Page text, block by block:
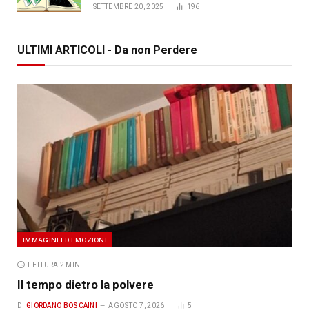
SETTEMBRE 20, 2025 196
ULTIMI ARTICOLI - Da non Perdere
IMMAGINI ED EMOZIONI
LETTURA 2 MIN.
Il tempo dietro la polvere
DI GIORDANO BOSCAINI AGOSTO 7, 2026 5